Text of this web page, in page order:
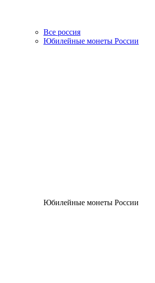
Все россия
Юбилейные монеты России
Юбилейные монеты России